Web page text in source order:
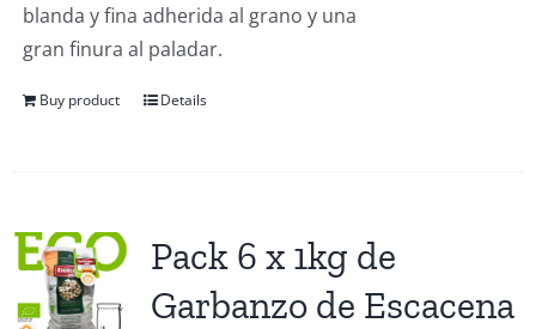
blanda y fina adherida al grano y una
gran finura al paladar.
Buy product Details
Pack 6 x 1kg de
Garbanzo de Escacena